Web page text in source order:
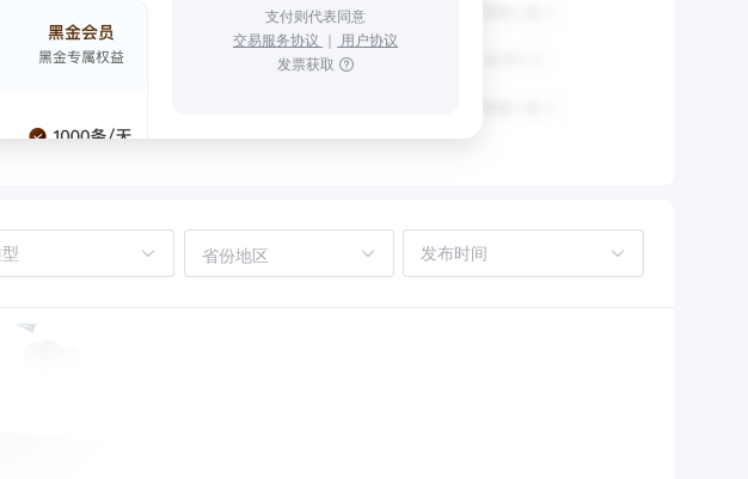
支付则代表同意
交易服务协议 ｜ 用户协议
发票获取
省份地区